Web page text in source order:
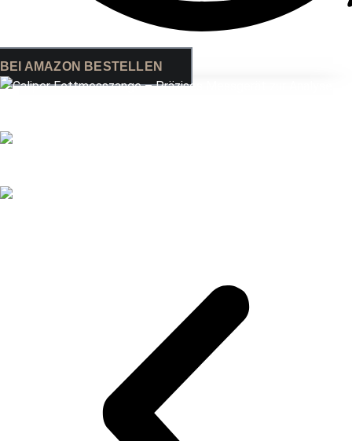
BEI AMAZON BESTELLEN